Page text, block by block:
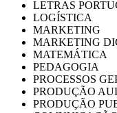
LETRAS
LOGÍSTICA
MARKETING
MARKETING
MATEMÁTICA
PEDAGOGIA
PROCESSOS
PRODUÇÃO
PRODUÇÃO